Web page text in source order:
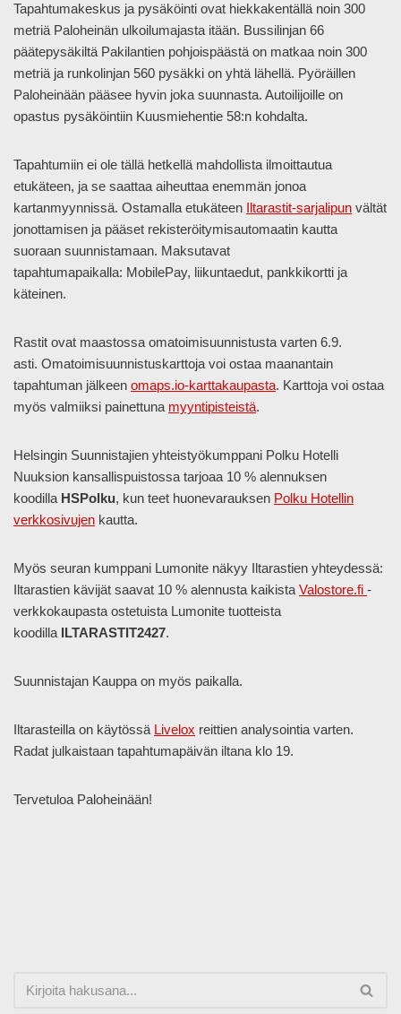
Tapahtumakeskus ja pysäköinti ovat hiekkakentällä noin 300
metriä Paloheinän ulkoilumajasta itään. Bussilinjan 66
päätepysäkiltä Pakilantien pohjoispäästä on matkaa noin 300
metriä ja runkolinjan 560 pysäkki on yhtä lähellä. Pyöräillen
Paloheinään pääsee hyvin joka suunnasta. Autoilijoille on
opastus pysäköintiin Kuusmiehentie 58:n kohdalta.
Tapahtumiin ei ole tällä hetkellä mahdollista ilmoittautua
etukäteen, ja se saattaa aiheuttaa enemmän jonoa
kartanmyynnissä. Ostamalla etukäteen Iltarastit-sarjalipun vältät
jonottamisen ja pääset rekisteröitymisautomaatin kautta
suoraan suunnistamaan. Maksutavat
tapahtumapaikalla: MobilePay, liikuntaedut, pankkikortti ja
käteinen.
Rastit ovat maastossa omatoimisuunnistusta varten 6.9.
asti. Omatoimisuunnistuskarttoja voi ostaa maanantain
tapahtuman jälkeen omaps.io-karttakaupasta. Karttoja voi ostaa
myös valmiiksi painettuna myyntipisteistä.
Helsingin Suunnistajien yhteistyökumppani Polku Hotelli
Nuuksion kansallispuistossa tarjoaa 10 % alennuksen
koodilla HSPolku, kun teet huonevarauksen Polku Hotellin
verkkosivujen kautta.
Myös seuran kumppani Lumonite näkyy Iltarastien yhteydessä:
Iltarastien kävijät saavat 10 % alennusta kaikista Valostore.fi -
verkkokaupasta ostetuista Lumonite tuotteista
koodilla ILTARASTIT2427.
Suunnistajan Kauppa on myös paikalla.
Iltarasteilla on käytössä Livelox reittien analysointia varten.
Radat julkaistaan tapahtumapäivän iltana klo 19.
Tervetuloa Paloheinään!